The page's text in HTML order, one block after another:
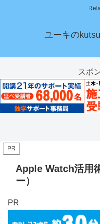
ユーキの
スポ
PR
Apple Watch活用
ー）
PR